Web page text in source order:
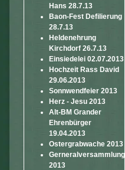
Hans 28.7.13
Baon-Fest Defilierung
28.7.13
Heldenehrung
Kirchdorf 26.7.13
Einsiedelei 02.07.2013
Hochzeit Rass David
29.06.2013
Sonnwendfeier 2013
Herz - Jesu 2013
Alt-BM Grander
Ehrenbürger
19.04.2013
Ostergrabwache 2013
Gerneralversammlung
2013